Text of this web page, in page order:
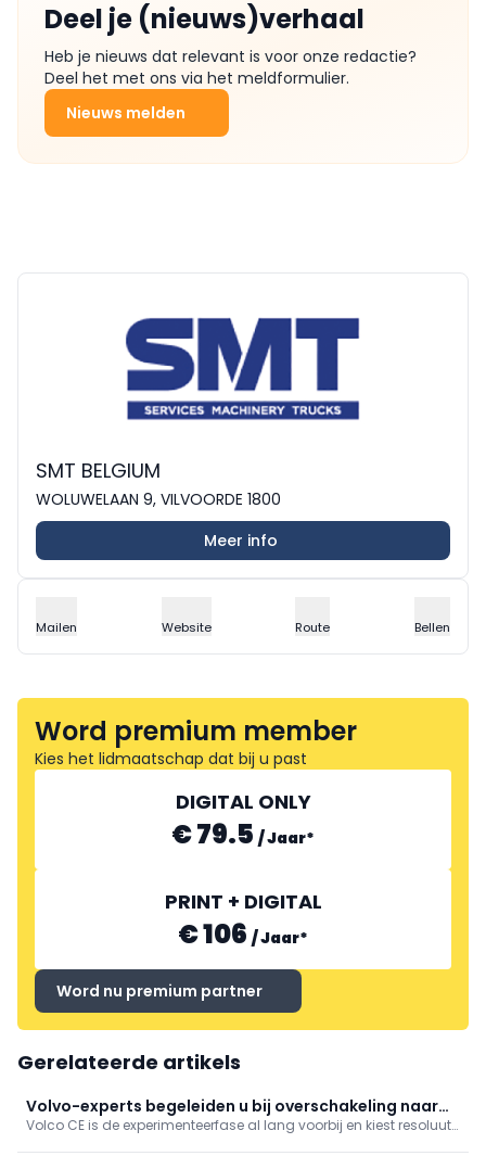
Deel je (nieuws)verhaal
Heb je nieuws dat relevant is voor onze redactie?
Deel het met ons via het meldformulier.
Nieuws melden
SMT BELGIUM
WOLUWELAAN 9, VILVOORDE 1800
Meer info
Mailen Website Route Bellen
Word premium member
Kies het lidmaatschap dat bij u past
DIGITAL ONLY
€ 79.5 /Jaar*
PRINT + DIGITAL
€ 106 /Jaar*
Word nu premium partner
Gerelateerde artikels
Volvo-experts begeleiden u bij overschakeling naar
elektrisch
Volco CE is de experimenteerfase al lang voorbij en kiest resoluut